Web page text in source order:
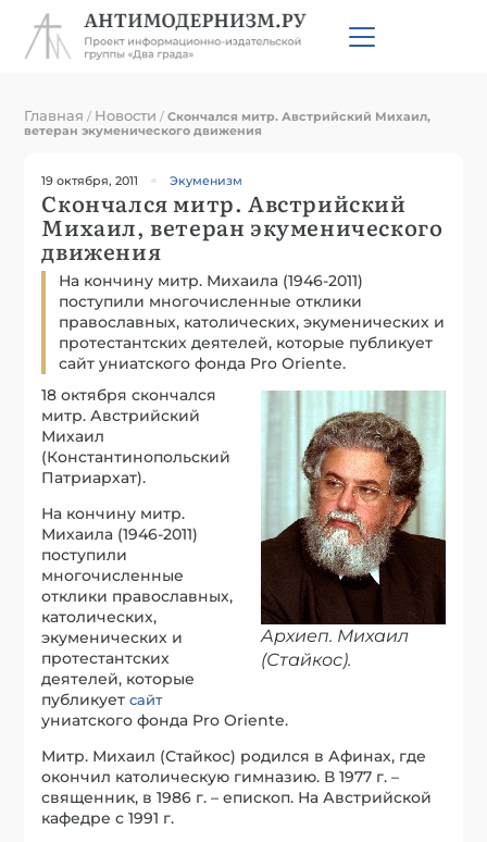
Главная / Новости /Скончался митр. Австрийский Михаил,
ветеран экуменического движения
19 октября, 2011 Экуменизм
Скончался митр. Австрийский
Михаил, ветеран экуменического
движения
На кончину митр. Михаила (1946-2011)
поступили многочисленные отклики
православных, католических, экуменических и
протестантских деятелей, которые публикует
сайт униатского фонда Pro Oriente.
Архиеп. Михаил
(Стайкос).
18 октября скончался
митр. Австрийский
Михаил
(Константинопольский
Патриархат).
На кончину митр.
Михаила (1946-2011)
поступили
многочисленные
отклики православных,
католических,
экуменических и
протестантских
деятелей, которые
публикуетсайт
униатского фонда Pro Oriente.
Митр. Михаил (Стайкос) родился в Афинах, где
окончил католическую гимназию. В 1977 г. –
священник, в 1986 г. – епископ. На Австрийской
кафедре с 1991 г.